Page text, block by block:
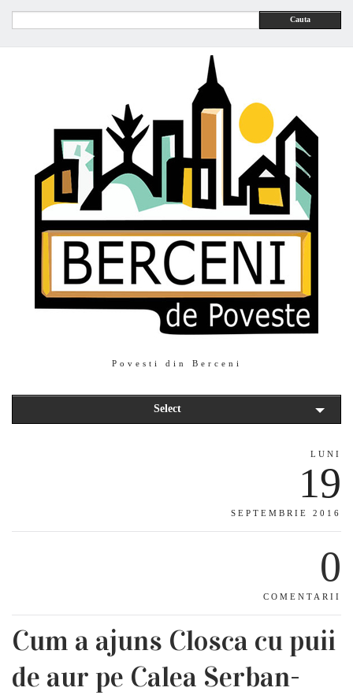
Cauta
Povesti din Berceni
Select
LUNI
19
SEPTEMBRIE 2016
0
COMENTARII
Cum a ajuns Closca cu puii
de aur pe Calea Serban-